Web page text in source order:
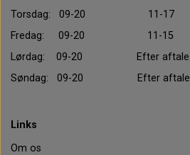
Torsdag: 09-20 11-17
Fredag: 09-20 11-15
Lørdag: 09-20 Efter aftale
Søndag: 09-20 Efter aftale
Links
Om os